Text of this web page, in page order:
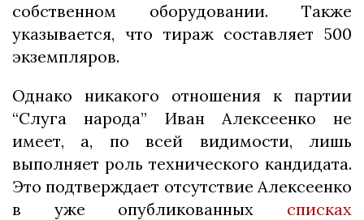
собственном оборудовании. Также
указывается, что тираж составляет 500
экземпляров.
Однако никакого отношения к партии
“Слуга народа” Иван Алексеенко не
имеет, а, по всей видимости, лишь
выполняет роль технического кандидата.
Это подтверждает отсутствие Алексеенко
в уже опубликованных списках